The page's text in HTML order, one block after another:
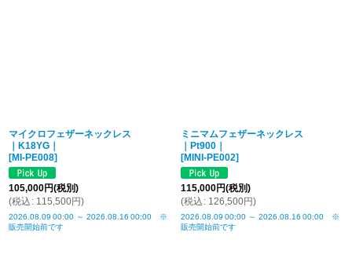
マイクロフェザーネックレス
｜K18YG｜
[MI-PE008]
105,000円(税別)
(税込 : 115,500円)
2026.08.09 00:00 ～ 2026.08.16 00:00 ※
販売開始前です
ミニマムフェザーネックレス
｜Pt900｜
[MINI-PE002]
115,000円(税別)
(税込 : 126,500円)
2026.08.09 00:00 ～ 2026.08.16 00:00 ※
販売開始前です